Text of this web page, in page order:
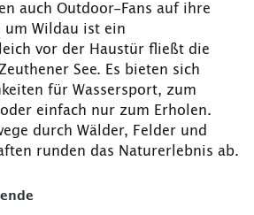
auch Outdoor-Fans auf ihre
um Wildau ist ein
vor der Haustür fließt die
See. Es bieten sich
für Wassersport, zum
oder einfach nur zum Erholen.
durch Wälder, Felder und
runden das Naturerlebnis ab.